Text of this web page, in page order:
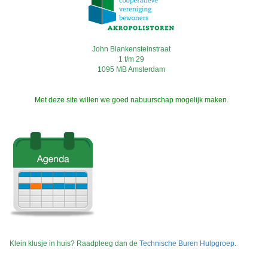
John Blankensteinstraat
1 t/m 29
1095 MB Amsterdam
Met deze site willen we goed nabuurschap mogelijk maken.
Klein klusje in huis? Raadpleeg dan de Technische Buren Hulpgroep.